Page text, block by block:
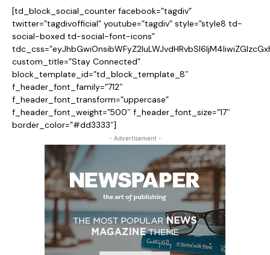
[td_block_social_counter facebook=”tagdiv”
twitter=”tagdivofficial” youtube=”tagdiv” style=”style8 td-
social-boxed td-social-font-icons”
custom_title=”Stay Connected”
block_template_id=”td_block_template_8″
f_header_font_family=”712″
f_header_font_transform=”uppercase”
f_header_font_weight=”500″ f_header_font_size=”17″
border_color=”#dd3333″]
- Advertisement -